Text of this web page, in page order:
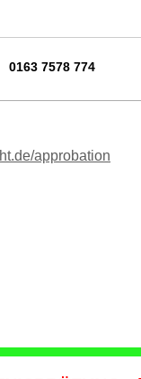
7578 774
approbation